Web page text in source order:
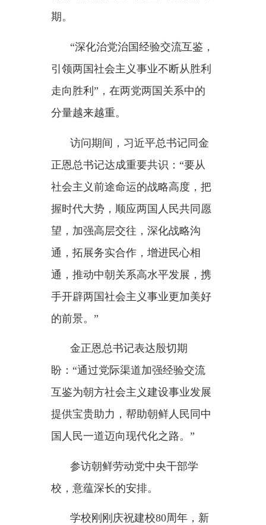
教室，300多名学员正在学习“朝鲜
前的电脑屏幕上，显示着习近平总
书记发表在《劳动新闻》的署名文
章。
习近平总书记和金正恩总书记
驻足观摩授课，不时颔首赞许。
执锹培土、提水浇灌，两党总
书记在教学楼间的草地上种下一棵
枞树。树旁立着一块石质标识碑，
用中朝文刻写着“中朝友谊万古长
师生们聚拢在两党总书记的身
旁，掌声在校园里久久回响。
平壤市区牡丹峰麓，苍松翠柏
间，友谊与和平的丰碑巍然矗立。
“你们留下的不朽业绩，朝中
人民用鲜血凝成的国际主义友谊，